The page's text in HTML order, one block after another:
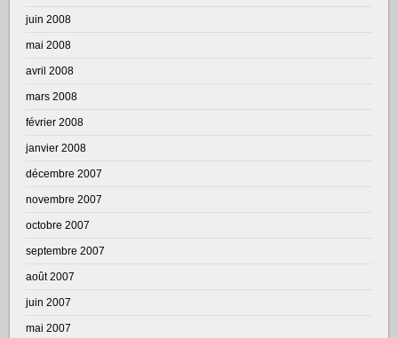
juin 2008
mai 2008
avril 2008
mars 2008
février 2008
janvier 2008
décembre 2007
novembre 2007
octobre 2007
septembre 2007
août 2007
juin 2007
mai 2007